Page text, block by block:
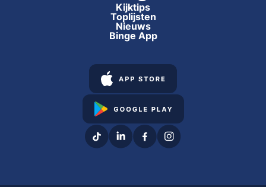
Kijktips
Toplijsten
Nieuws
Binge App